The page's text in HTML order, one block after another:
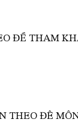
ĐỀ THAM
THEO ĐÊ